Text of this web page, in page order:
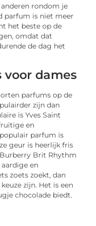
rondom je
parfum is niet meer
het beste op de
omdat dat
de dag het
voor dames
parfums op de
zijn dan
is Yves Saint
en
parfum is
geur is heerlijk fris
Brit Rhythm
en
zoets zoekt, dan
zijn. Het is een
chocolade biedt.